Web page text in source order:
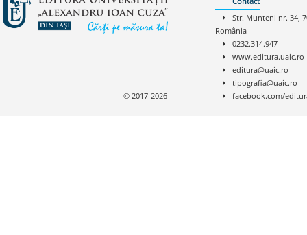
Str. Munteni nr. 34,
România
0232.314.947
www.editura.uaic.ro
editura@uaic.ro
tipografia@uaic.ro
facebook.com/
© 2017-2026